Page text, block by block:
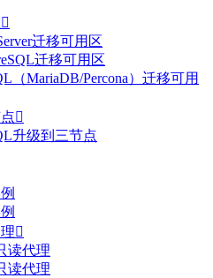

迁移可用区
迁移可用区
（MariaDB/Percona）迁移可用

升级到三节点

读代理
读代理